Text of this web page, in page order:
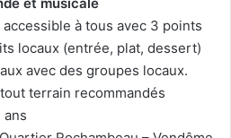
à tous avec 3 points
locaux (entrée, plat, dessert)
avec des groupes locaux.
terrain recommandés
ans